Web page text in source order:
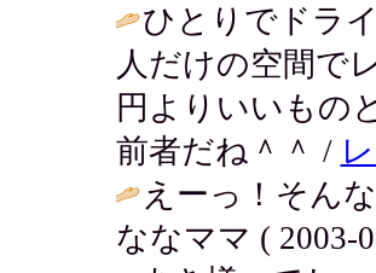
ひとりでドラ
人だけの空間で
円よりいいもの
前者だね＾＾ /
えーっ！そん
ななママ ( 2003-